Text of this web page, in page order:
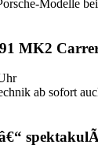
Modelle
MK2
ab sofort